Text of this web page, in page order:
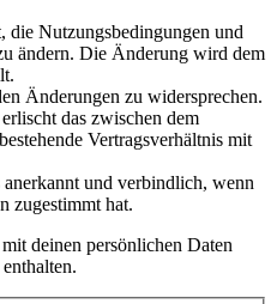
die Nutzungsbedingungen und
ändern. Die Änderung wird dem
Änderungen zu widersprechen.
das zwischen dem
Vertragsverhältnis mit
und verbindlich, wenn
zugestimmt hat.
deinen persönlichen Daten